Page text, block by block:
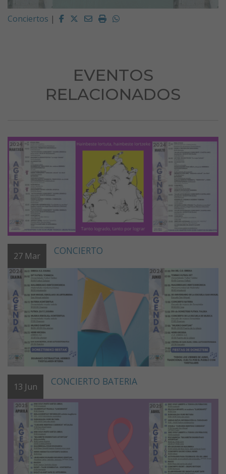
Conciertos | Facebook
Twitter
EmailImprimirWhatsapp
EVENTOS
RELACIONADOS
27 Mar CONCIERTO
13 Jun CONCIERTO BATERIA